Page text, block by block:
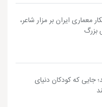
معماری ایران بر مزار شاعر،
بزرگ
جایی که کودکان دنیای